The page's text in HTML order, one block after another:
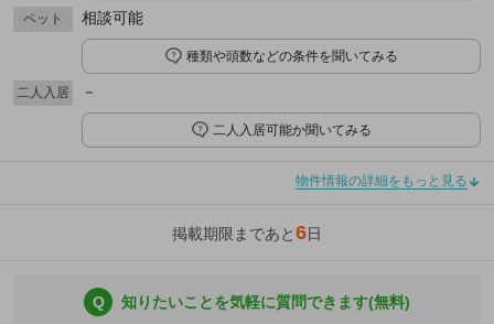
ペット 相談可能
種類や頭数などの条件を聞いてみる
二人入居 －
二人入居可能か聞いてみる
物件情報の詳細をもっと見る
掲載期限まであと6日
Q 知りたいことを気軽に質問できます(無料)